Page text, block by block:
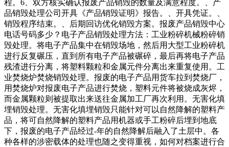
程。6、双方核实确认报废产品销毁的数量及满意程度。、产
品销毁处理公司开具《产品销毁证明》报告。、开具凭证。、
销毁程序结束。、后期回访优化销毁方案。报废产品销毁中心
电话号码多少？电子产品销毁处理方法：工业粉碎机械粉碎销
毁处理。将电子产品集中在销毁场地，然后用大型工业粉碎机
进行反复碾压，直到所有电子产品被碾碎，最后再将电子产品
残渣进行分离，将塑料颗粒和金属元件分离出来重复使用。工
业焚烧炉焚烧销毁处理。报废的电子产品用货车拉到焚烧厂，
用焚烧炉对报废电子产品进行焚烧，塑料元件将被烧成灰烬，
而金属颗粒则被提取出来送往金属加工厂再次利用。无害化填
埋销毁处理。无害化填埋销毁只能针对可以自然降解的塑料产
品，将可自然降解的塑料产品用机器或手工粉碎后埋到地底
下，报废的电子产品经过-年的自然降解后融入了土层中。各
种各样的涉密载体的处理也随之变得重视，如何对档案进行合